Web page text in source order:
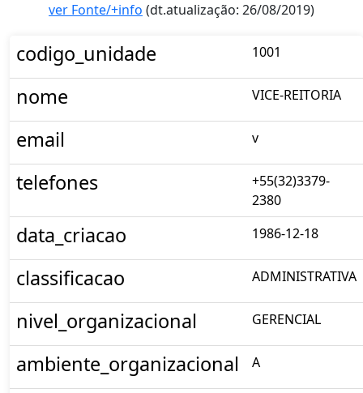
ver Fonte/+info (dt.atualização: 26/08/2019)
codigo_unidade 1001
nome VICE-REITORIA
email v
telefones
+55(32)3379-
2380
data_criacao 1986-12-18
classificacao ADMINISTRATIVA
nivel_organizacional GERENCIAL
ambiente_organizacional A